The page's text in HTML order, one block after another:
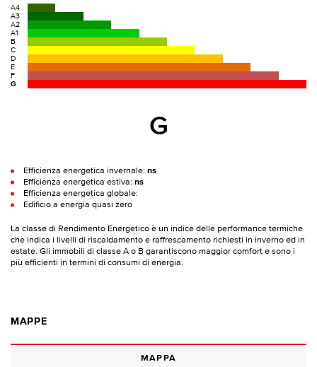
A4
A3
A2
A1
B
C
D
E
F
G
G
Efficienza energetica invernale: ns
Efficienza energetica estiva: ns
Efficienza energetica globale:
Edificio a energia quasi zero
La classe di Rendimento Energetico è un indice delle performance termiche
che indica i livelli di riscaldamento e raffrescamento richiesti in inverno ed in
estate. Gli immobili di classe A o B garantiscono maggior comfort e sono i
più efficienti in termini di consumi di energia.
MAPPE
MAPPA